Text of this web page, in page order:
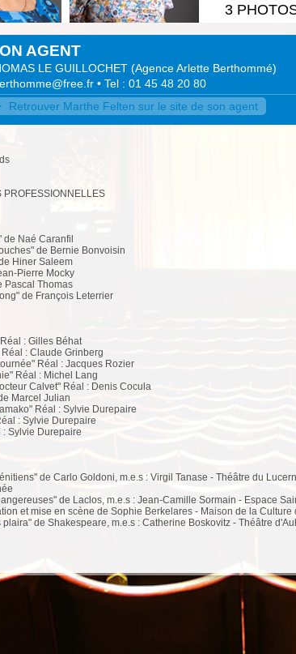
3
AGENT
LE GUILLOCHET (Agence Arlette Berthommé)
• Tel : 01 45 48 20 80
Retrouver Marthe Felten sur le site de son agent
PROFESSIONNELLES
de Naé Caranfil
de Bernie Bonvoisin
Hiner Saleem
Pierre Mocky
Pascal Thomas
de François Leterrier
: Gilles Béhat
: Claude Grinberg
Réal : Jacques Rozier
Réal : Michel Lang
Calvet" Réal : Denis Cocula
Marcel Julian
Réal : Sylvie Durepaire
: Sylvie Durepaire
: Sylvie Durepaire
de Carlo Goldoni, m.e.s : Virgil Tanase - Théâtre du
de Laclos, m.e.s : Jean-Camille Sormain - Espace
et mise en scène de Sophie Berkelares - Maison de la Culture
plaira" de Shakespeare, m.e.s : Catherine Boskovitz - Théâtre